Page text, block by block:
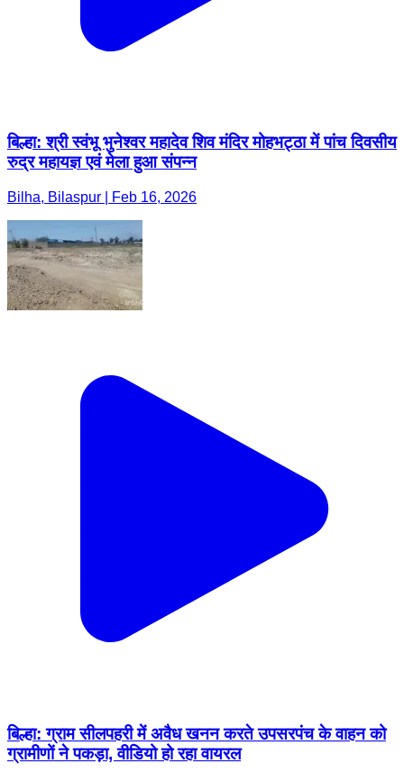
बिल्हा: श्री स्वंभू भुनेश्वर महादेव शिव मंदिर मोहभट्ठा में पांच दिवसीय
रुद्र महायज्ञ एवं मेला हुआ संपन्न
Bilha, Bilaspur | Feb 16, 2026
बिल्हा: ग्राम सीलपहरी में अवैध खनन करते उपसरपंच के वाहन को
ग्रामीणों ने पकड़ा, वीडियो हो रहा वायरल